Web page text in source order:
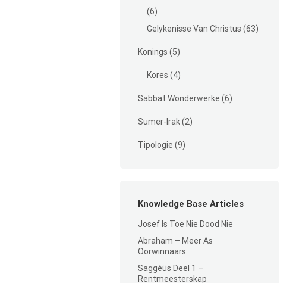
(6)
Gelykenisse Van Christus (63)
Konings (5)
Kores (4)
Sabbat Wonderwerke (6)
Sumer-Irak(2)
Tipologie (9)
Knowledge Base Articles
Josef Is Toe Nie Dood Nie
Abraham – Meer As
Oorwinnaars
Saggéüs Deel 1 –
Rentmeesterskap